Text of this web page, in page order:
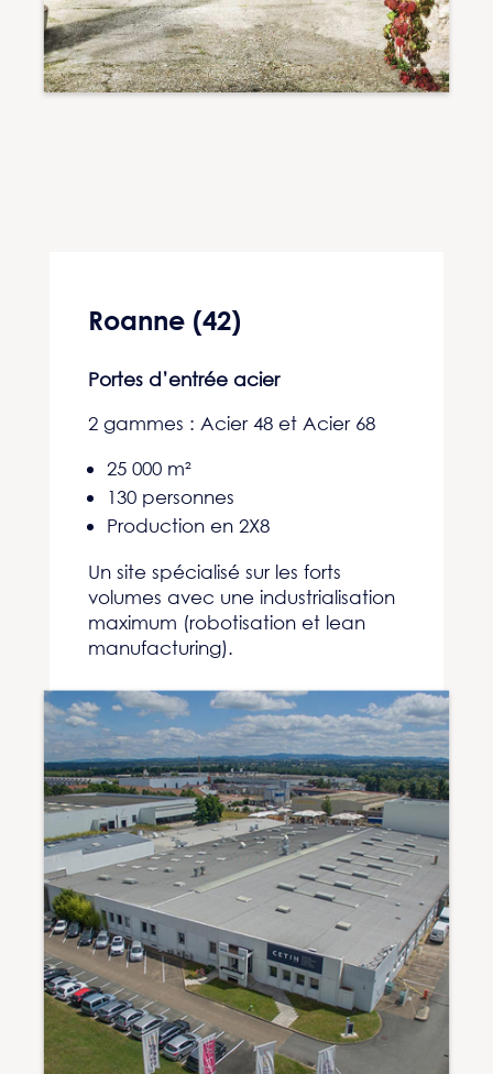
Porte d'entrée Bois Nativ 21 Fusion
Roanne (42)
Portes d’entrée acier
2 gammes : Acier 48 et Acier 68
25 000 m²
130 personnes
Production en 2X8
Un site spécialisé sur les forts
volumes avec une industrialisation
maximum (robotisation et lean
manufacturing).